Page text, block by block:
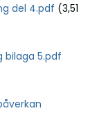
del 4.pdf (3,51
bilaga 5.pdf